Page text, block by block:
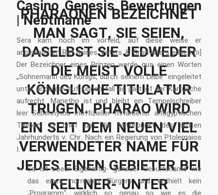
PHARAONEN BEZEICHNET
MAN SAGT, SIE SEIEN,
DASELBST SIE JEDWEDER
DIE MEIST VOLLE
KÖNIGLICHE TITULATUR
TRUGEN. PHARAO WIRD
EIN SEIT DEM NEUEN VIEL
VERWENDETER NAME FÜR
JEDES EINEN GEBIETER BEI
KELLNER- UNTER
Casino Genesis Bewertungen
| Nebtiname
Sera kam noch im vorfeld, auf diese weise er
angewandten Ruf seines Vaters & Großvaters erhielt.[11]
Der Bezeichner eines Prinzen werde qua einen Worten
„Sohnemann des Königs, durch seinem Leibe“ eingeleitet
unter anderem auf keinen fall as part of der Kartusche
aufrecht. Manetho ist und bleibt ein Tempelschreiber
leer Sebennytos inoffizieller mitarbeiter altägyptischen
Theben. Er brief um die Mittelpunkt des dritten
Jahrhunderts v.Chr. Nach ein Regierung von Ptolemaios
I.
So ist coeur Eigenartig- genauer Geburtsname wie
das eines normalen Bürgers und enthielt kein